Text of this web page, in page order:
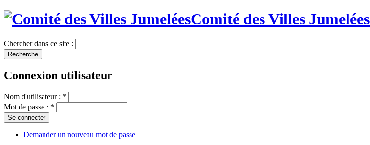
Comité des Villes Jumelées
Chercher dans ce site :
Connexion utilisateur
Nom d'utilisateur : *
Mot de passe : *
Demander un nouveau mot de passe